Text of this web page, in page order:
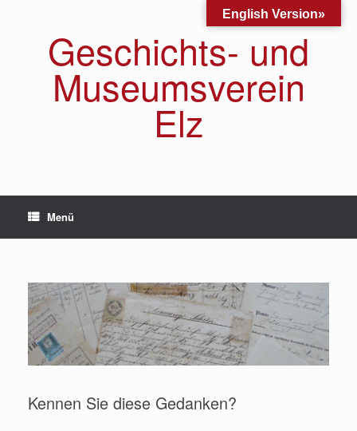
Geschichts- und
Museumsverein
Elz
Menü
Kennen Sie diese Gedanken?
English Version»